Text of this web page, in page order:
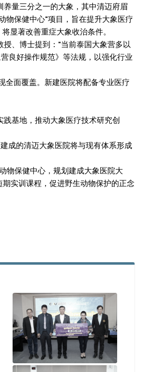
量三分之一的大象，其中清迈府眉
物保健中心"项目，旨在提升大象医疗
著改善重症大象收治条件。
、博士提到："当前泰国大象营多以
良好操作规范》等法规，以强化行业
全面覆盖。新建医院将配备专业医疗
基地，推动大象医疗技术研究创
成的清迈大象医院将与现有体系形成
物保健中心，规划建成大象医院大
实训课程，促进野生动物保护的正念